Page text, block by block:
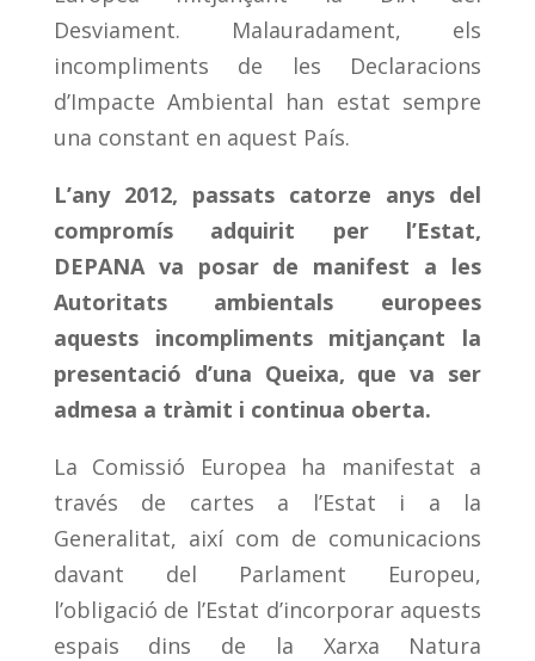
Desviament. Malauradament, els
incompliments de les Declaracions
d’Impacte Ambiental han estat sempre
una constant en aquest País.
L’any 2012, passats catorze anys del
compromís adquirit per l’Estat,
DEPANA va posar de manifest a les
Autoritats ambientals europees
aquests incompliments mitjançant la
presentació d’una Queixa, que va ser
admesa a tràmit i continua oberta.
La Comissió Europea ha manifestat a
través de cartes a l’Estat i a la
Generalitat, així com de comunicacions
davant del Parlament Europeu,
l’obligació de l’Estat d’incorporar aquests
espais dins de la Xarxa Natura